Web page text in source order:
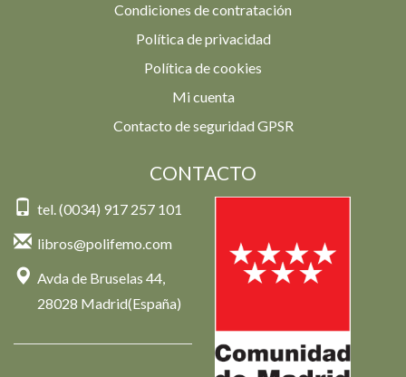
Condiciones de contratación
Política de privacidad
Política de cookies
Mi cuenta
Contacto de seguridad GPSR
CONTACTO
tel. (0034) 917 257 101
libros@polifemo.com
Avda de Bruselas 44,
28028 Madrid(España)